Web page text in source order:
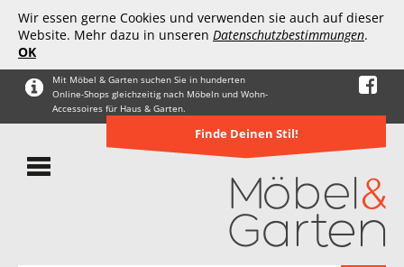
Wir essen gerne Cookies und verwenden sie auch auf dieser
Website. Mehr dazu in unseren Datenschutzbestimmungen.
OK
Mit Möbel & Garten suchen Sie in hunderten
Online-Shops gleichzeitig nach Möbeln und Wohn-
Accessoires für Haus & Garten.
Finde Deinen Stil!